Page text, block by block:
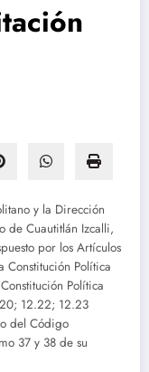
y la Dirección
de Cuautitlán Izcalli,
por los Artículos
Política
Política
12.22; 12.23
del Código
37 y 38 de su